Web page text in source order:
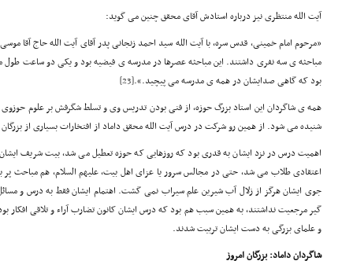
آیت الله منتظری نیز درباره استادش آقای محقق چنین می گوید:
«مرحوم امام خمینی، قدس سره، با آیت الله سید احمد زنجانی پدر آقای آیت الله حاج آقا
مباحثه ی سه نفری داشتند. این مباحثه عصرها در مدرسه ی فیضیه بود و یکی دو ساعت طول
بود که گاهی صدایشان در همه ی مدرسه می پیچید.».[23]
همه ی شاگردان این استاد بزرگ حوزه، از فنی بودن تدریس وی و تسلط شگرفش بر علوم
شنیده می شود. از همین رو شرکت در درس آیت الله محقق داماد از افتخارات بسیاری از
اهمیت درس در نزد ایشان به قدری بود که روزهایی که حوزه تعطیل می شد، بیت شریف
اعتقادی طلاب می شد، حتی در مجالس سرور یا عزای اهل بیت، علیهم السلام، هم مباحث
جوی ایشان هرگز از زلال آب شیرین علم سیراب نمی گشت. اهتمام ایشان فقط به درس و
گیر مرجعیت نداشتند، به همین سبب هم بود که درس ایشان کانون تضارب آراء و تلاقی
و علمای بزرگی به دست ایشان تربیت شدند.
شاگردان داماد: بزرگان امروز